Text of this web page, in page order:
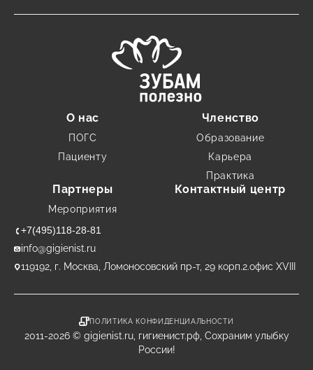
О нас
ПОГС
Пациенту
Членство
Образование
Карьера
Практика
Партнеры
Мероприятия
Контактный центр
+7(495)118-28-81
info@gigienist.ru
119192, г. Москва, Ломоносовский пр-т, 29 корп.2.офис XVIII
2011-2026 © gigienist.ru, гигиенист.рф, Сохраним улыбку
России!
ПОЛИТИКА КОНФИДЕНЦИАЛЬНОСТИ